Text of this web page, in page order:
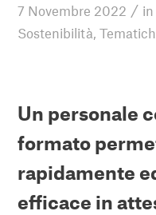
7 Novembre 2022 / in
Sostenibilità,
Un personale
formato
rapidamente
efficace in